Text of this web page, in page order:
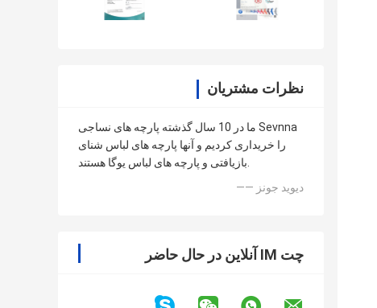
نظرات مشتریان
ما در 10 سال گذشته پارچه های نساجی Sevnna
را خریداری کردیم و آنها پارچه های لباس شنای
بازیافتی و پارچه های لباس یوگا هستند.
—— دیوید جونز
چت IM آنلاین در حال حاضر